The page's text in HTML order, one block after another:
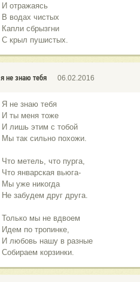
И отражаясь
В водах чистых
Капли сбрызгни
С крыл пушистых.
я не знаю тебя 06.02.2016
Я не знаю тебя
И ты меня тоже
И лишь этим с тобой
Мы так сильно похожи.
Что метель, что пурга,
Что январская вьюга-
Мы уже никогда
Не забудем друг друга.
Только мы не вдвоем
Идем по тропинке,
И любовь нашу в разные
Собираем корзинки.